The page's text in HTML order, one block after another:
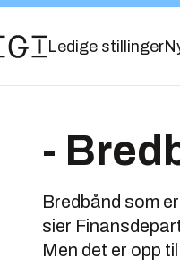
Ledige stillinger
-
Bredbånd som
sier
Men det er opp